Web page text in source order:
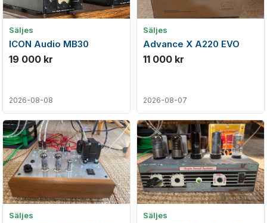
Säljes
ICON Audio MB30
19 000 kr
2026-08-08
Säljes
Advance X A220 EVO
11 000 kr
2026-08-07
Säljes Säljes